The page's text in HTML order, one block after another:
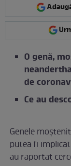
O genă,
de
Ce au
Genele
putea fi
au raportat